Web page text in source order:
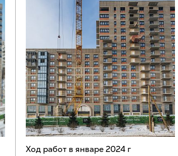
Ход работ в январе 2024 г